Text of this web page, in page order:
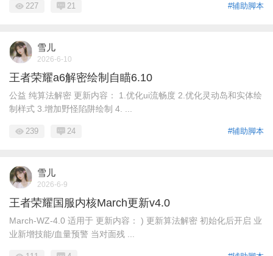
#辅助脚本
227 21
雪儿
2026-6-10
王者荣耀a6解密绘制自瞄6.10
公益 纯算法解密 更新内容： 1.优化ui流畅度 2.优化灵动岛和实体绘
制样式 3.增加野怪陷阱绘制 4. ...
#辅助脚本
239 24
雪儿
2026-6-9
王者荣耀国服内核March更新v4.0
March-WZ-4.0 适用于 更新内容： ) 更新算法解密 初始化后开启 业
业新增技能/血量预警 当对面残 ...